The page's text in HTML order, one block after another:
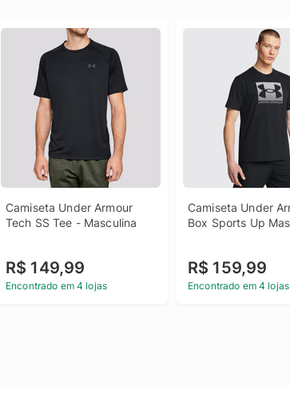
Camiseta Under Armour
Tech SS Tee - Masculina
R$ 149,99
Encontrado em 4 lojas
Camiseta Under
Box Sports Up
R$ 159,99
Encontrado em 4 lojas